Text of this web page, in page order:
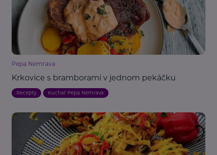
Pepa Nemrava
Krkovice s bramborami v jednom pekáčku
Recepty Kuchař Pepa Nemrava